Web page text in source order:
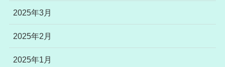
2025年3月
2025年2月
2025年1月